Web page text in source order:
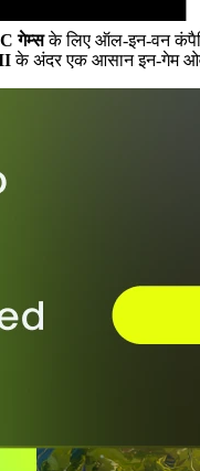
गेम्सके लिए ऑल-इन-वन
के अंदर एक आसान इन-गेम